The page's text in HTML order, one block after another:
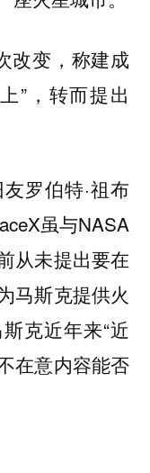
改变，称建成
”，转而提出
罗伯特·祖布
虽与NASA
从未提出要在
马斯克提供火
克近年来“近
在意内容能否